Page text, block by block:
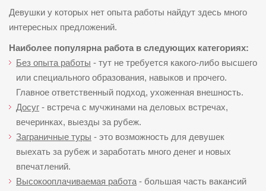
Девушки у которых нет опыта работы найдут здесь много
интересных предложений.
Наиболее популярна работа в следующих категориях:
Без опыта работы - тут не требуется какого-либо высшего
или специального образования, навыков и прочего.
Главное ответственный подход, ухоженная внешность.
Досуг - встреча с мучжинами на деловых встречах,
вечеринках, выезды за рубеж.
Заграничные туры - это возможность для девушек
выехать за рубеж и заработать много денег и новых
впечатлений.
Высокооплачиваемая работа - большая часть вакансий